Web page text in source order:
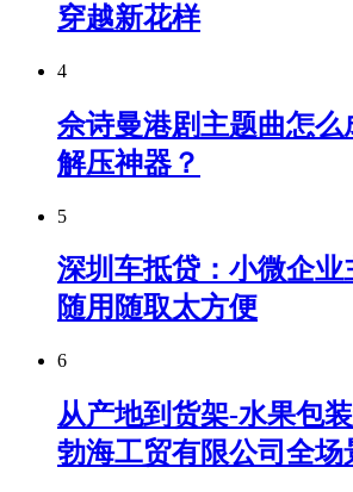
穿越新花样
4
佘诗曼港剧主题曲怎么
解压神器？
5
深圳车抵贷：小微企业
随用随取太方便
6
从产地到货架-水果包
勃海工贸有限公司全场